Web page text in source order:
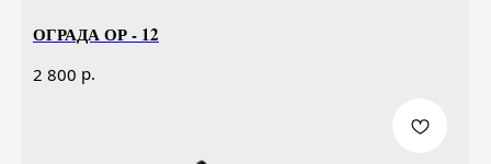
ОГРАДА ОР - 12
2 800 р.